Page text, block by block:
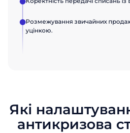
Розмежування звичайних
уцінкою.
Які
антикризова